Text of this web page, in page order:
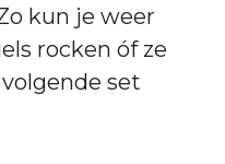
kun je weer
rocken óf ze
set